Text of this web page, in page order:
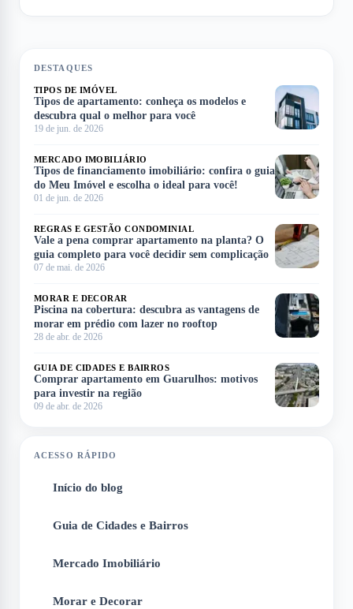
DESTAQUES
TIPOS DE IMÓVEL
Tipos de apartamento: conheça os modelos e
descubra qual o melhor para você
19 de jun. de 2026
MERCADO IMOBILIÁRIO
Tipos de financiamento imobiliário: confira o guia
do Meu Imóvel e escolha o ideal para você!
01 de jun. de 2026
REGRAS E GESTÃO CONDOMINIAL
Vale a pena comprar apartamento na planta? O
guia completo para você decidir sem complicação
07 de mai. de 2026
MORAR E DECORAR
Piscina na cobertura: descubra as vantagens de
morar em prédio com lazer no rooftop
28 de abr. de 2026
GUIA DE CIDADES E BAIRROS
Comprar apartamento em Guarulhos: motivos
para investir na região
09 de abr. de 2026
ACESSO RÁPIDO
Início do blog
Guia de Cidades e Bairros
Mercado Imobiliário
Morar e Decorar